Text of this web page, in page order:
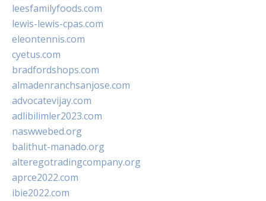
leesfamilyfoods.com
lewis-lewis-cpas.com
eleontennis.com
cyetus.com
bradfordshops.com
almadenranchsanjose.com
advocatevijay.com
adlibilimler2023.com
naswwebed.org
balithut-manado.org
alteregotradingcompany.org
aprce2022.com
ibie2022.com